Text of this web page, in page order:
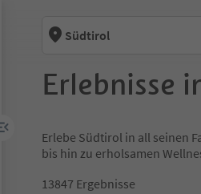
menu link
Südtirol
Erlebnisse
Erlebe Südtirol in all seinen
bis hin zu erholsamen
13847 Ergebnisse